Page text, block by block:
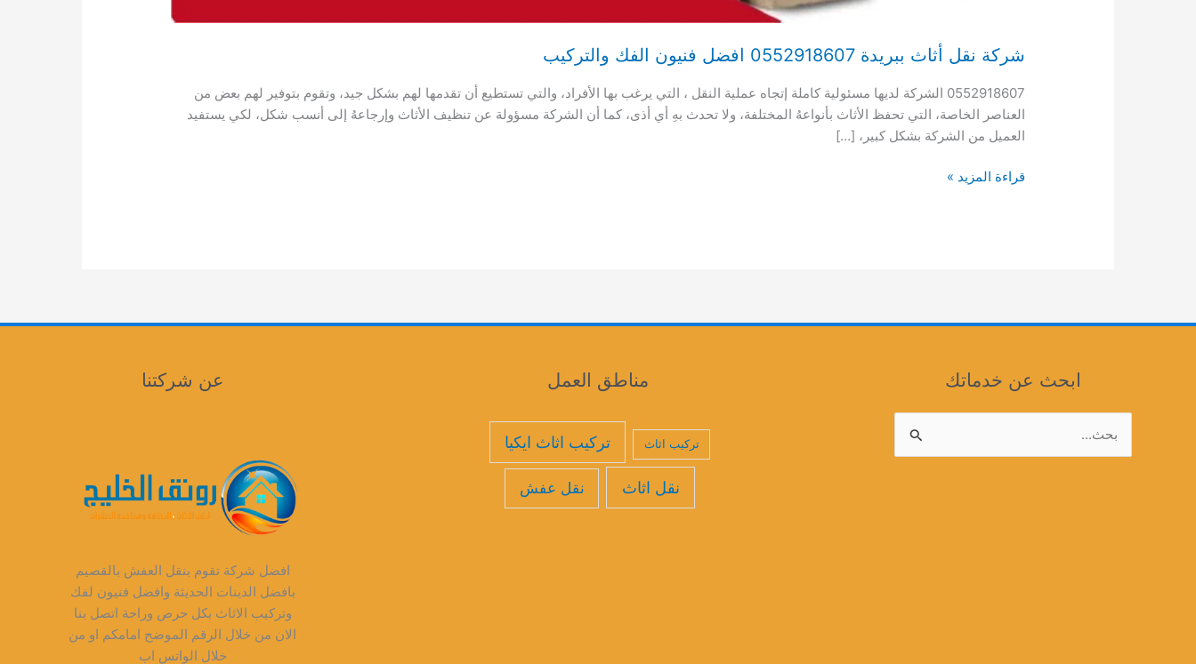
شركة نقل أثاث ببريدة 0552918607 افضل فنيون الفك والتركيب
0552918607 الشركة لديها مسئولية كاملة إتجاه عملية النقل ، التي يرغب بها الأفراد، والتي تستطيع أن تقدمها لهم بشكل جيد، وتقوم بتوفير لهم بعض من
العناصر الخاصة، التي تحفظ الأثاث بأنواعهُ المختلفة، ولا تحدث بهِ أي أذى، كما أن الشركة مسؤولة عن تنظيف الأثاث وإرجاعهُ إلى أنسب شكل، لكي يستفيد
العميل من الشركة بشكل كبير، […]
شركة
الفك
قراءة المزيد »
ابحث عن خدماتك
عن:
مناطق العمل
تركيب اثاث تركيب اثاث ايكيا
نقل اثاث نقل عفش
عن شركتنا
افضل شركة تقوم بنقل العفش بالقصيم
بافضل الدينات الحديثة وافضل فنيون لفك
وتركيب الاثاث بكل حرص وراحة اتصل بنا
الان من خلال الرقم الموضح امامكم او من
خلال الواتس اب